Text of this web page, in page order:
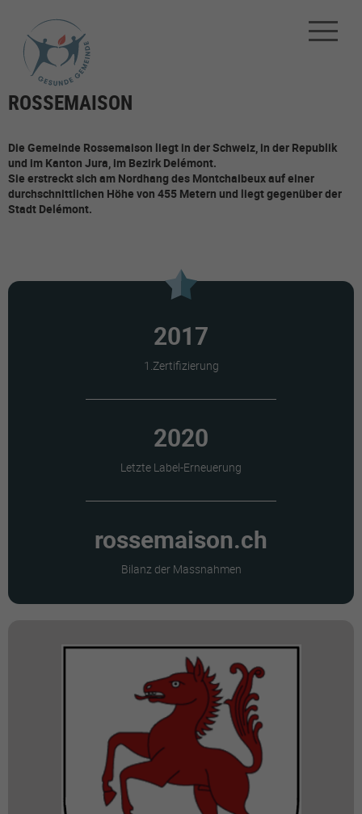
ROSSEMAISON
Die Gemeinde Rossemaison liegt in der Schweiz, in der Republik
und im Kanton Jura, im Bezirk Delémont.
Sie erstreckt sich am Nordhang des Montchaibeux auf einer
durchschnittlichen Höhe von 455 Metern und liegt gegenüber der
Stadt Delémont.
2017
1.Zertifizierung
2020
Letzte Label-Erneuerung
rossemaison.ch
Bilanz der Massnahmen